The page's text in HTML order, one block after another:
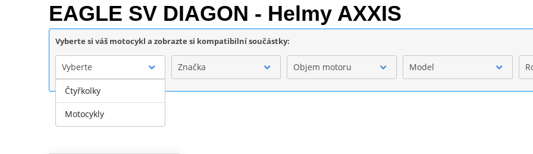
EAGLE SV DIAGON - Helmy AXXIS
Vyberte si váš motocykl a zobrazte si kompatibilní součástky:
Vyberte Značka Objem motoru Model
Čtyřkolky
Motocykly